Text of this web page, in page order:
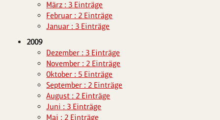
März : 3 Einträge
Februar : 2 Einträge
Januar : 3 Einträge
2009
Dezember : 3 Einträge
November : 2 Einträge
Oktober : 5 Einträge
September : 2 Einträge
August : 2 Einträge
Juni : 3 Einträge
Mai : 2 Einträge